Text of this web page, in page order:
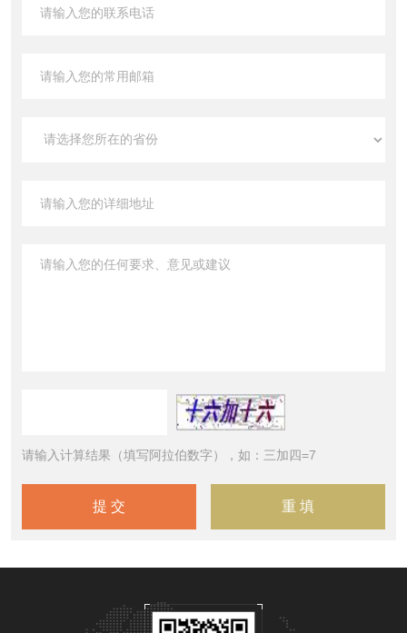
请输入计算结果（填写阿拉伯数字），如：三加四=7